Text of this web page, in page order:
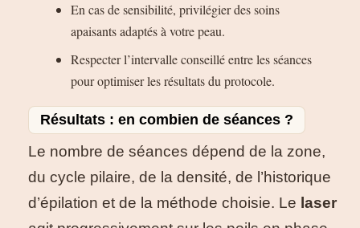
En cas de sensibilité, privilégier des soins
apaisants adaptés à votre peau.
Respecter l’intervalle conseillé entre les séances
pour optimiser les résultats du protocole.
Résultats : en combien de séances ?
Le nombre de séances dépend de la zone,
du cycle pilaire, de la densité, de l’historique
d’épilation et de la méthode choisie. Le laser